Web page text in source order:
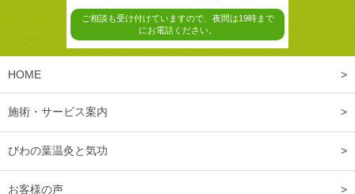
ご相談も受け付けていますので、夜間は19時まで
にお電話ください。
HOME
施術・サービス案内
びわの葉温灸と気功
お客様の声